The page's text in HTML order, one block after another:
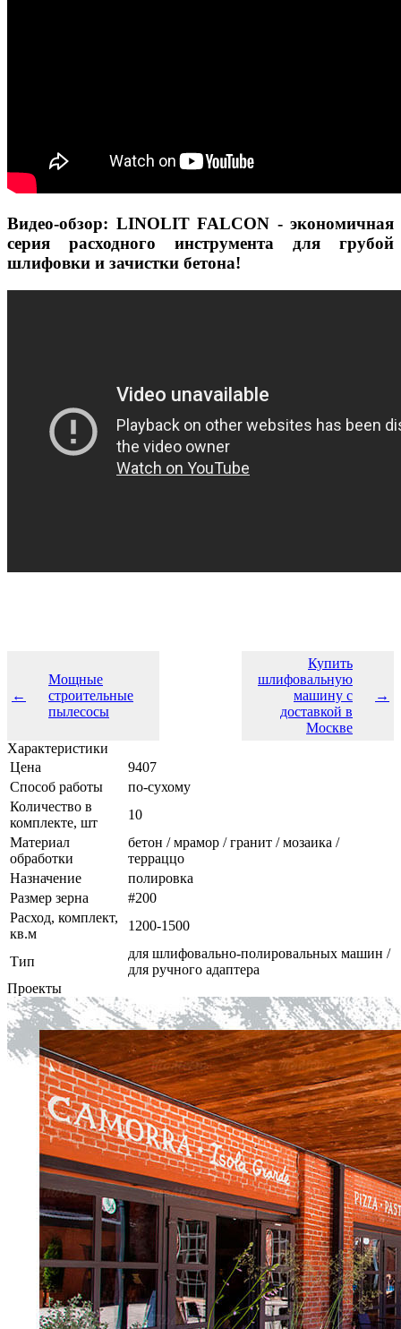
Видео-обзор: LINOLIT FALCON - экономичная
серия расходного инструмента для грубой
шлифовки и зачистки бетона!
←
Мощные
строительные
пылесосы
Купить
шлифовальную
машину с
доставкой в
Москве
→
Характеристики
Цена
9407
Cпособ работы
по-сухому
Количество в
комплекте, шт
10
Материал
обработки
бетон / мрамор / гранит / мозаика /
терраццо
Назначение
полировка
Размер зерна
#200
Расход, комплект,
кв.м
1200-1500
Тип
для шлифовально-полировальных машин /
для ручного адаптера
Проекты